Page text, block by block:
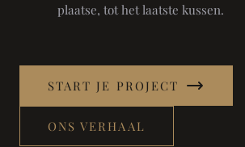
plaatse, tot het laatste kussen.
START JE PROJECT
ONS VERHAAL